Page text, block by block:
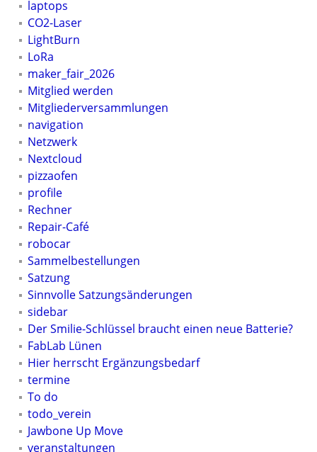
laptops
CO2-Laser
LightBurn
LoRa
maker_fair_2026
Mitglied werden
Mitgliederversammlungen
navigation
Netzwerk
Nextcloud
pizzaofen
profile
Rechner
Repair-Café
robocar
Sammelbestellungen
Satzung
Sinnvolle Satzungsänderungen
sidebar
Der Smilie-Schlüssel braucht einen neue Batterie?
FabLab Lünen
Hier herrscht Ergänzungsbedarf
termine
To do
todo_verein
Jawbone Up Move
veranstaltungen